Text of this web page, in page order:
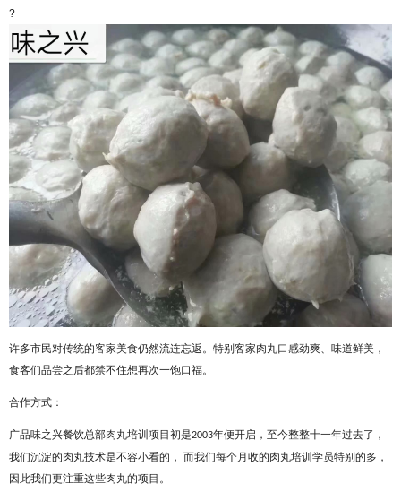
?
许多市民对传统的客家美食仍然流连忘返。特别客家肉丸口感劲爽、味道鲜美，
食客们品尝之后都禁不住想再次一饱口福。
合作方式：
广品味之兴餐饮总部肉丸培训项目初是2003年便开启，至今整整十一年过去了，
我们沉淀的肉丸技术是不容小看的， 而我们每个月收的肉丸培训学员特别的多，
因此我们更注重这些肉丸的项目。